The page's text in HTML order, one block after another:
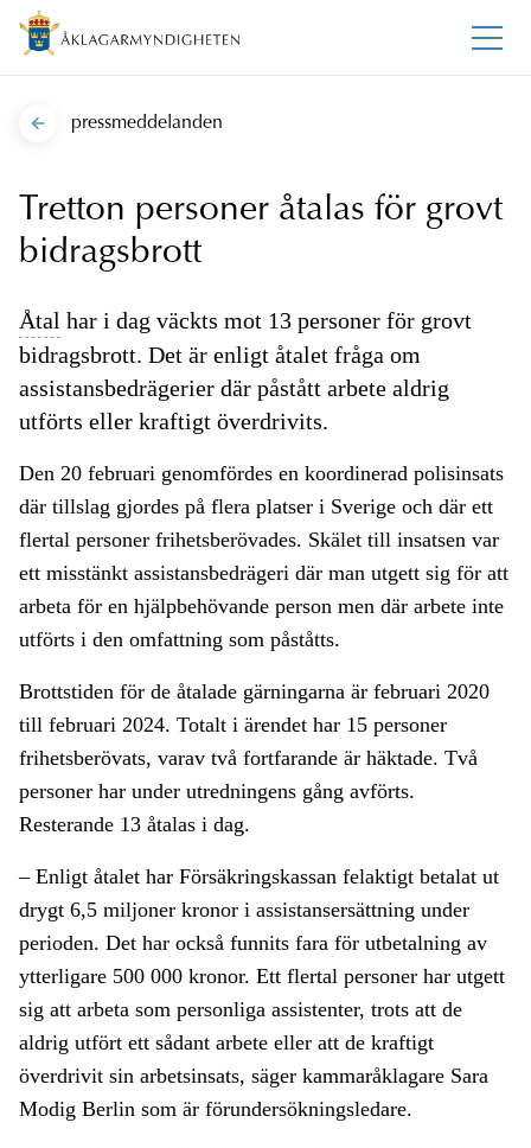
pressmeddelanden
Tretton personer åtalas för grovt
bidragsbrott
Åtal har i dag väckts mot 13 personer för grovt
bidragsbrott. Det är enligt åtalet fråga om
assistansbedrägerier där påstått arbete aldrig
utförts eller kraftigt överdrivits.
Den 20 februari genomfördes en koordinerad polisinsats
där tillslag gjordes på flera platser i Sverige och där ett
flertal personer frihetsberövades. Skälet till insatsen var
ett misstänkt assistansbedrägeri där man utgett sig för att
arbeta för en hjälpbehövande person men där arbete inte
utförts i den omfattning som påståtts.
Brottstiden för de åtalade gärningarna är februari 2020
till februari 2024. Totalt i ärendet har 15 personer
frihetsberövats, varav två fortfarande är häktade. Två
personer har under utredningens gång avförts.
Resterande 13 åtalas i dag.
– Enligt åtalet har Försäkringskassan felaktigt betalat ut
drygt 6,5 miljoner kronor i assistansersättning under
perioden. Det har också funnits fara för utbetalning av
ytterligare 500 000 kronor. Ett flertal personer har utgett
sig att arbeta som personliga assistenter, trots att de
aldrig utfört ett sådant arbete eller att de kraftigt
överdrivit sin arbetsinsats, säger kammaråklagare Sara
Modig Berlin som är förundersökningsledare.